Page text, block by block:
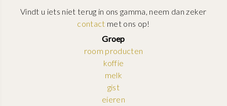
Vindt u iets niet terug in ons gamma, neem dan zeker
contact met ons op!
Groep
room producten
koffie
melk
gist
eieren